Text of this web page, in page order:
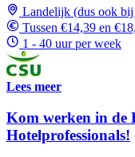
Landelijk (dus ook
Tussen €14,39 en
1 - 40 uur per week
Lees meer
Kom werken in de
Hotelprofessionals!